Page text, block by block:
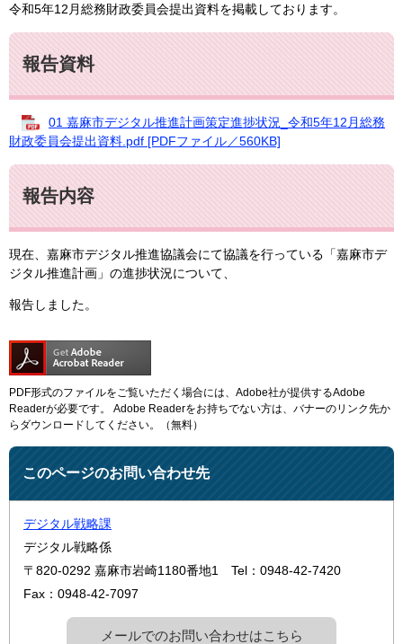
令和5年12月総務財政委員会提出資料を掲載しております。
報告資料
01 嘉麻市デジタル推進計画策定進捗状況_令和5年12月総務
財政委員会提出資料.pdf [PDFファイル／560KB]
報告内容
現在、嘉麻市デジタル推進協議会にて協議を行っている「嘉麻市デ
ジタル推進計画」の進捗状況について、
報告しました。
PDF形式のファイルをご覧いただく場合には、Adobe社が提供するAdobe
Readerが必要です。
Adobe Readerをお持ちでない方は、バナーのリンク先か
らダウンロードしてください。（無料）
このページのお問い合わせ先
デジタル戦略課
デジタル戦略係
〒820-0292 嘉麻市岩崎1180番地1
Tel：0948-42-7420
Fax：0948-42-7097
メールでのお問い合わせはこちら